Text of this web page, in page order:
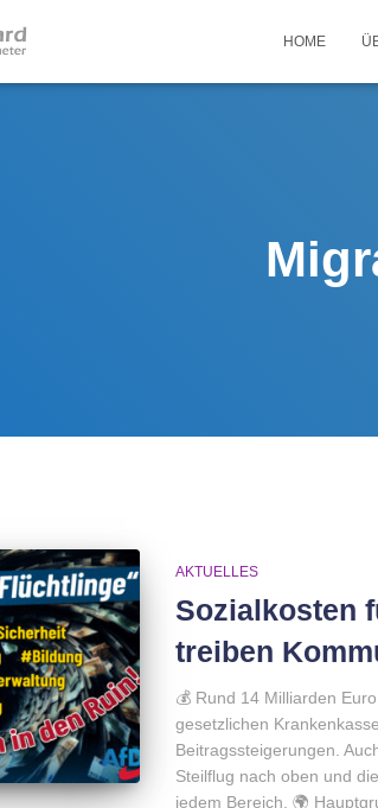
HOME
AKTUELLES
Sozialkosten
treiben
💰 Rund 14 Milliarden
gesetzlichen
Beitragssteigerungen.
Steilflug nach oben und
jedem Bereich. 🌍